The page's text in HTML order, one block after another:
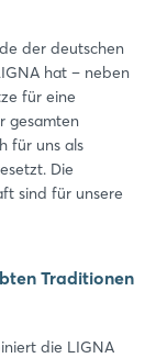
der deutschen
hat – neben
für eine
gesamten
für uns als
Die
sind für unsere
Traditionen
die LIGNA